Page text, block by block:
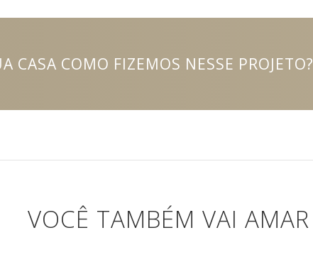
CASA COMO FIZEMOS NESSE PROJETO?
VOCÊ TAMBÉM VAI AMAR